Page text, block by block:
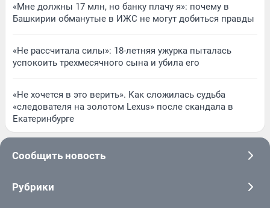
«Мне должны 17 млн, но банку плачу я»: почему в
Башкирии обманутые в ИЖС не могут добиться правды
«Не рассчитала силы»: 18-летняя ужурка пыталась
успокоить трехмесячного сына и убила его
«Не хочется в это верить». Как сложилась судьба
«следователя на золотом Lexus» после скандала в
Екатеринбурге
Сообщить новость
Рубрики